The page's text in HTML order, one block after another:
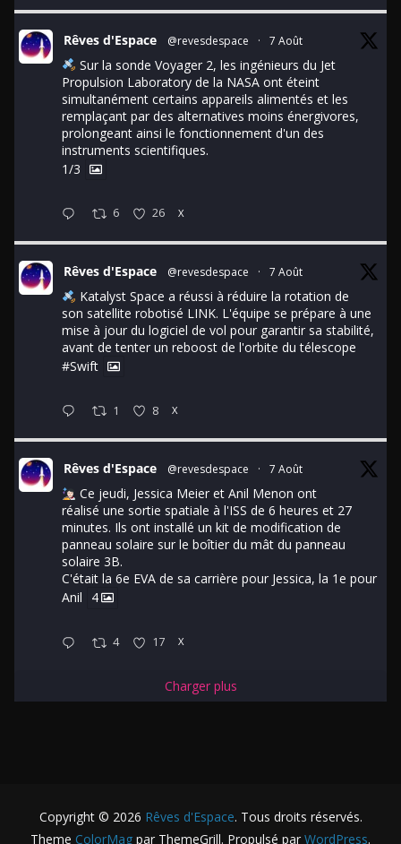
Rêves d'Espace @revesdespace · 7 Août
Sur la sonde Voyager 2, les ingénieurs du Jet
Propulsion Laboratory de la NASA ont éteint
simultanément certains appareils alimentés et les
remplaçant par des alternatives moins énergivores,
prolongeant ainsi le fonctionnement d'un des
instruments scientifiques.
1/3
6 26 X
Rêves d'Espace @revesdespace · 7 Août
Katalyst Space a réussi à réduire la rotation de
son satellite robotisé LINK. L'équipe se prépare à une
mise à jour du logiciel de vol pour garantir sa stabilité,
avant de tenter un reboost de l'orbite du télescope
#Swift
1 8 X
Rêves d'Espace @revesdespace · 7 Août
Ce jeudi, Jessica Meier et Anil Menon ont
réalisé une sortie spatiale à l'ISS de 6 heures et 27
minutes. Ils ont installé un kit de modification de
panneau solaire sur le boîtier du mât du panneau
solaire 3B.
C'était la 6e EVA de sa carrière pour Jessica, la 1e pour
Anil
4
4 17 X
Charger plus
Copyright © 2026 Rêves d'Espace. Tous droits réservés.
Theme ColorMag par ThemeGrill. Propulsé par WordPress.